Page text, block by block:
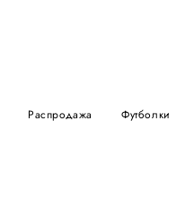
Распродажа Футболки